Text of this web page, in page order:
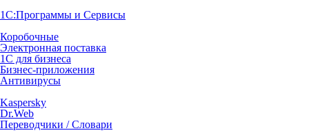
1С:Программы и Сервисы
Коробочные
Электронная поставка
1С для бизнеса
Бизнес-приложения
Антивирусы
Kaspersky
Dr.Web
Переводчики / Словари